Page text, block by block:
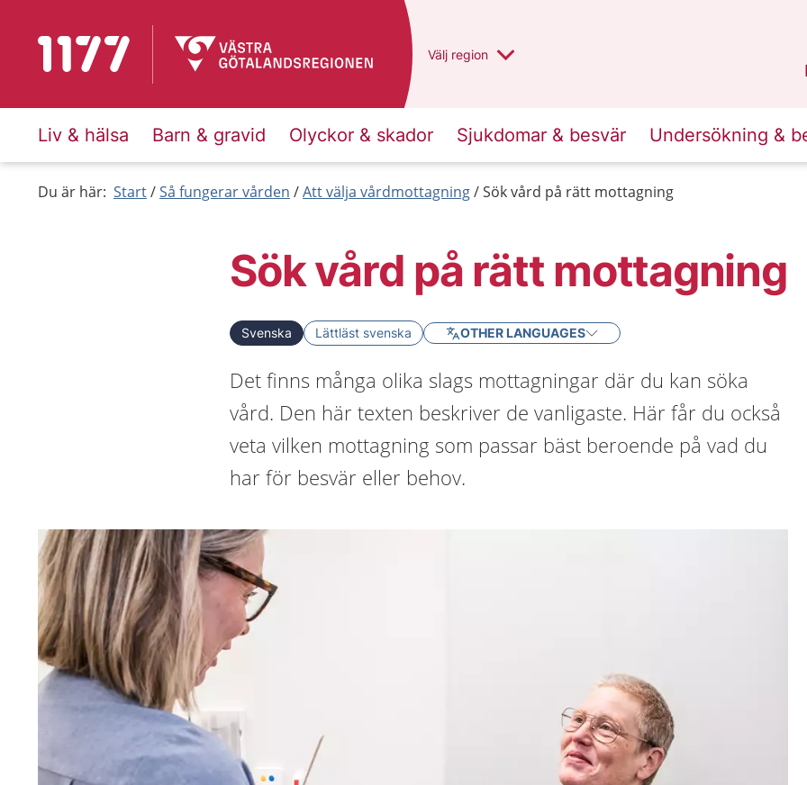
Till startsidan för 1177 Du har valt region
Välj en annan
region
Liv & hälsa Barn & gravid Olyckor & skador Sjukdomar & besvär Undersökning &
Du är här: Start Så fungerar vården Att välja vårdmottagning Sök vård på rätt mottagning
Sök vård på rätt mottagning
Svenska Lättläst svenska OTHER LANGUAGES
Det finns många olika slags mottagningar där du kan söka
vård. Den här texten beskriver de vanligaste. Här får du också
veta vilken mottagning som passar bäst beroende på vad du
har för besvär eller behov.